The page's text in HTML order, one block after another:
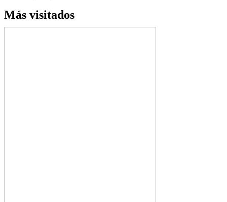
Más visitados